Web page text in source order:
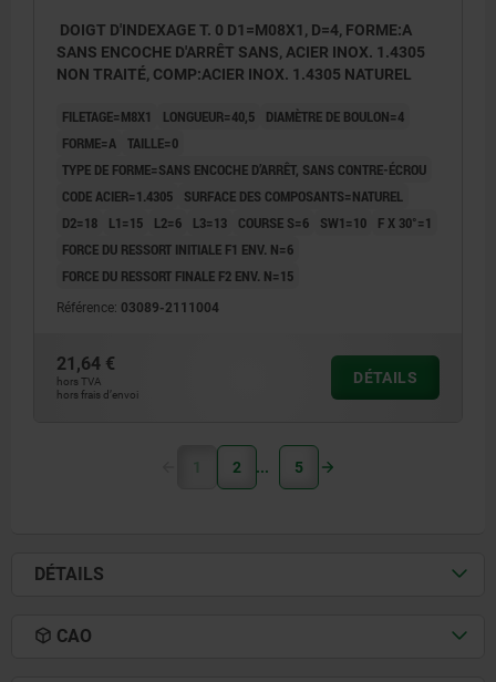
DOIGT D'INDEXAGE T. 0 D1=M08X1, D=4, FORME:A
SANS ENCOCHE D'ARRÊT SANS, ACIER INOX. 1.4305
NON TRAITÉ, COMP:ACIER INOX. 1.4305 NATUREL
FILETAGE=M8X1 LONGUEUR=40,5
DIAMÈTRE DE BOULON=4
FORME=A TAILLE=0
TYPE DE FORME=SANS ENCOCHE D’ARRÊT, SANS CONTRE-ÉCROU
CODE ACIER=1.4305
SURFACE DES COMPOSANTS=NATUREL
D2=18
L1=15 L2=6 L3=13 COURSE S=6 SW1=10
F X 30°=1
FORCE DU RESSORT INITIALE F1 ENV. N=6
FORCE DU RESSORT FINALE F2 ENV. N=15
Référence: 03089-2111004
21,64 €
hors TVA
hors frais d’envoi
DÉTAILS
1 2 5
DÉTAILS
CAO